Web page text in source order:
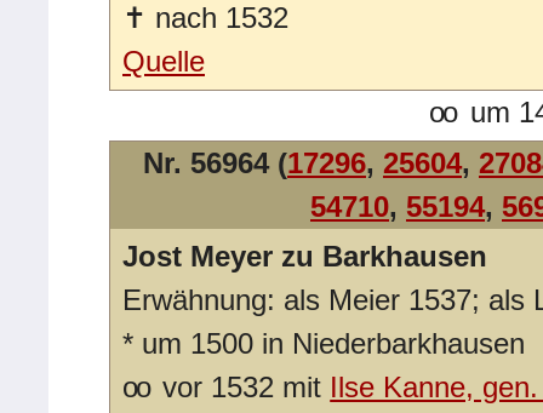
✝ nach 1532
Quelle
oo um
Nr. 56964 (17296, 25604,
54710, 55194,
Jost Meyer zu Barkhausen
Erwähnung: als Meier 1537; als
* um 1500 in Niederbarkhausen
oo vor 1532 mit Ilse Kanne,